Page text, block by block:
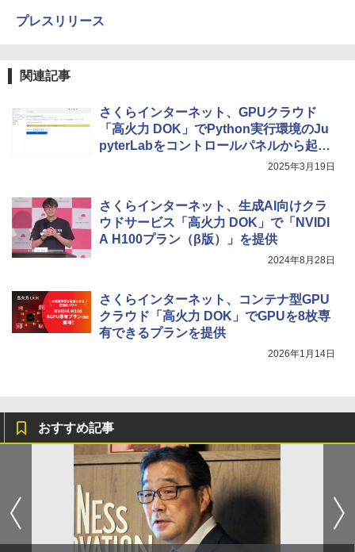
プレスリリース
関連記事
さくらインターネット、GPUクラウド
「高火力 DOK」でPython実行環境のJu
pyterLabをコントロールパネルから起動
2025年3月19日
さくらインターネット、生成AI向けクラ
ウドサービス「高火力 DOK」で「NVIDI
A H100プラン（β版）」を提供
2024年8月28日
さくらインターネット、コンテナ型GPU
クラウド「高火力 DOK」でGPUを8枚専
有できるプランを提供
2026年1月14日
おすすめ記事